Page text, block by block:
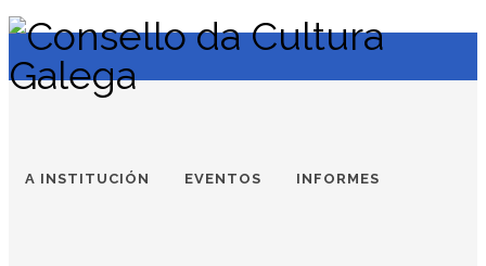
InstagramFacebookTwitter Soundcloud
Youtube
A INSTITUCIÓN EVENTOS INFORMES